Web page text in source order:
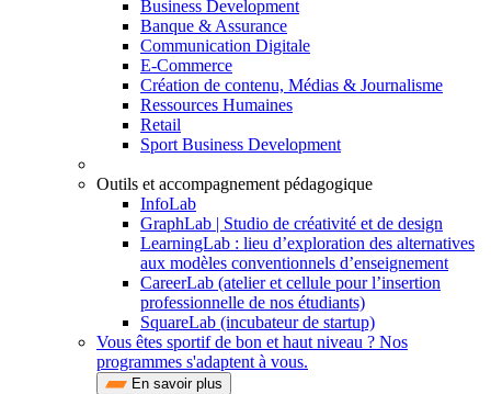
Business Development
Banque & Assurance
Communication Digitale
E-Commerce
Création de contenu, Médias & Journalisme
Ressources Humaines
Retail
Sport Business Development
Outils et accompagnement pédagogique
InfoLab
GraphLab | Studio de créativité et de design
LearningLab : lieu d’exploration des alternatives
aux modèles conventionnels d’enseignement
CareerLab (atelier et cellule pour l’insertion
professionnelle de nos étudiants)
SquareLab (incubateur de startup)
Vous êtes sportif de bon et haut niveau ? Nos
programmes s'adaptent à vous.
En savoir plus